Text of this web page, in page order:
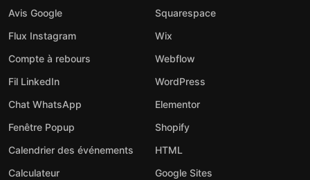
Avis Google
Flux Instagram
Compte à rebours
Fil LinkedIn
Chat WhatsApp
Fenêtre Popup
Calendrier des événements
Calculateur
Squarespace
Wix
Webflow
WordPress
Elementor
Shopify
HTML
Google Sites